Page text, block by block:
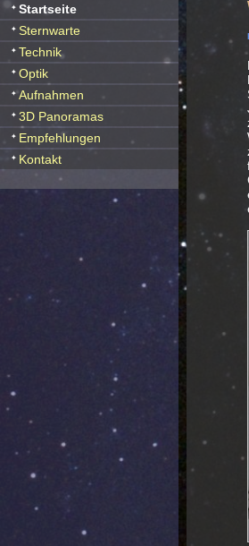
Startseite
Sternwarte
Technik
Optik
Aufnahmen
3D Panoramas
Empfehlungen
Kontakt